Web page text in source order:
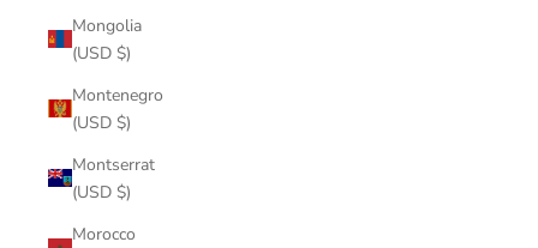
Mongolia
(USD $)
Montenegro
(USD $)
Montserrat
(USD $)
Morocco